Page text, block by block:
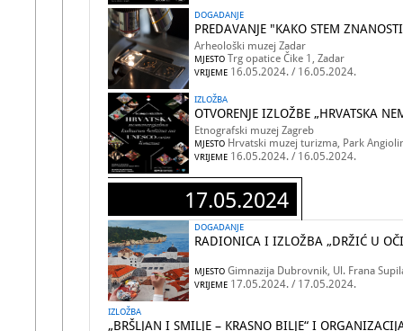
DOGADANJE
PREDAVANJE "KAKO STEM
Arheološki muzej Zadar
MJESTO Trg opatice Čike 1, Zadar
VRIJEME 16.05.2024. / 16.05.2024.
IZLOŽBA
OTVORENJE IZLOŽBE „HRVATSKA
Etnografski muzej Zagreb
MJESTO Hrvatski muzej turizma, Park
VRIJEME 16.05.2024. / 16.05.2024.
17.05.2024
DOGADANJE
RADIONICA I IZLOŽBA „DRŽIĆ U
MJESTO Gimnazija Dubrovnik, Ul. Frana
VRIJEME 17.05.2024. / 17.05.2024.
IZLOŽBA
„BRŠLJAN I SMILJE – KRASNO BILJE“ I